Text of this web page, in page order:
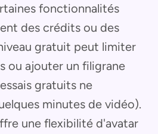
fonctionnalités
des crédits ou des
gratuit peut limiter
ou ajouter un filigrane
gratuits ne
minutes de vidéo).
une flexibilité d'avatar